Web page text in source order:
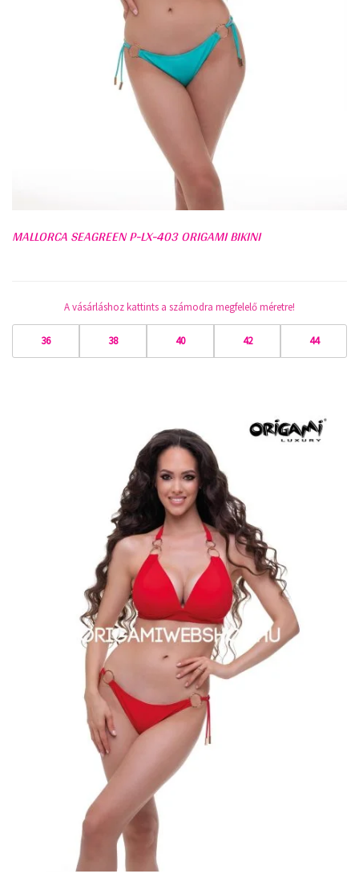
MALLORCA SEAGREEN P-LX-403 ORIGAMI BIKINI
A vásárláshoz kattints a számodra megfelelő méretre!
36 38 40 42 44